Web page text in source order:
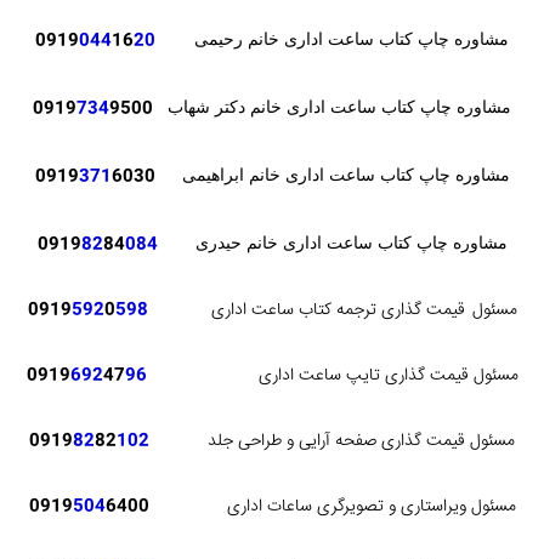
مشاوره چاپ کتاب ساعت اداری خانم رحیمی 09190441620
مشاوره چاپ کتاب ساعت اداری خانم دکتر شهاب 09197349500
مشاوره چاپ کتاب ساعت اداری خانم ابراهیمی 3716030
مشاوره چاپ کتاب ساعت اداری خانم حیدری 0919
8284084
مسئول قیمت گذاری ترجمه کتاب ساعت اداری 09195920598
مسئول قیمت گذاری تایپ ساعت اداری 09196924796
مسئول قیمت گذاری صفحه آرایی و طراحی جلد 09198282102
مسئول ویراستاری و تصویرگری ساعات اداری 09195046400